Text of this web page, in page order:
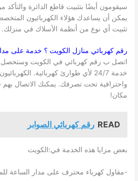
سيقومون أيضًا بتثبيت قاطع الدائرة
يمكن أن يساعدك هؤلاء الكهربائيون
تثبيت أي نوع من أنظمة الأسلاك في منزلك.
رقم كهربائي منازل الكويت ؟ خدمة على
اتصل ب رقم كهربائي في الكويت وستحصل
خدمة 24/7 لأي طوارئ كهربائية.
واحترافية تحت تصرفك. يمكنك الاتصال
مكان!
READ رقم كهربائي الصوابر
بعض مزايا هذه الخدمة في:الكويت
-مقاول كهرباء محترف على مدار الساعة